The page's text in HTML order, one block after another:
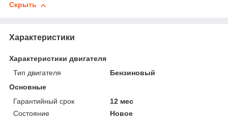
Скрыть
Характеристики
Характеристики двигателя
Тип двигателя
Бензиновый
Основные
Гарантийный срок
12 мес
Состояние
Новое